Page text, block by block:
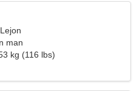
man
kg (116 lbs)